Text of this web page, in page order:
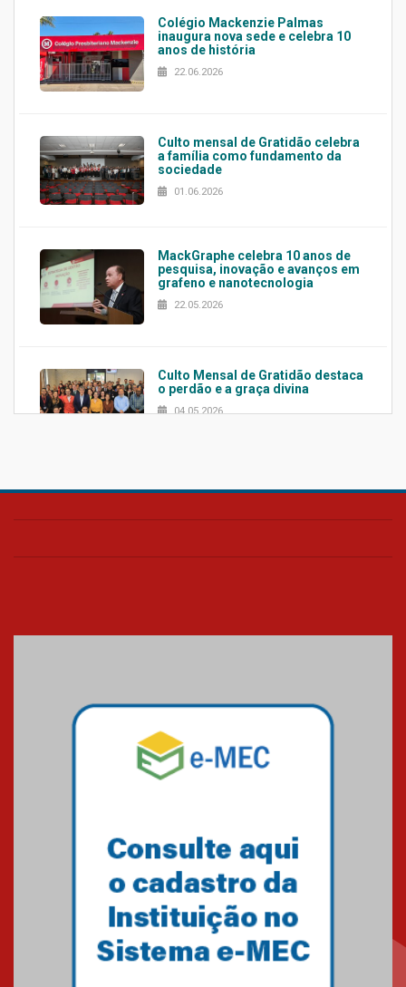
Colégio Mackenzie Palmas
inaugura nova sede e celebra 10
anos de história
22.06.2026
Culto mensal de Gratidão celebra
a família como fundamento da
sociedade
01.06.2026
MackGraphe celebra 10 anos de
pesquisa, inovação e avanços em
grafeno e nanotecnologia
22.05.2026
Culto Mensal de Gratidão destaca
o perdão e a graça divina
04.05.2026
Confira como foi o culto mensal
Mackenzie mobiliza campanha
solidária para apoiar famílias em
Minas Gerais
Primeiro culto do ano ressalta o
27.02.2026